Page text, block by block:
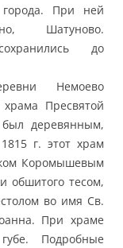
При ней
Шатуново.
до
Немоево
Пресвятой
деревянным,
г. этот храм
Коромышевым
обшитого тесом,
во имя Св.
При храме
Подробные